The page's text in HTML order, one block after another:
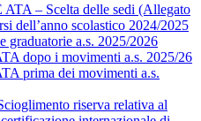
– Scelta delle sedi (Allegato
dell’anno scolastico 2024/2025
graduatorie a.s. 2025/2026
dopo i movimenti a.s. 2025/26
prima dei movimenti a.s.
riserva relativa al